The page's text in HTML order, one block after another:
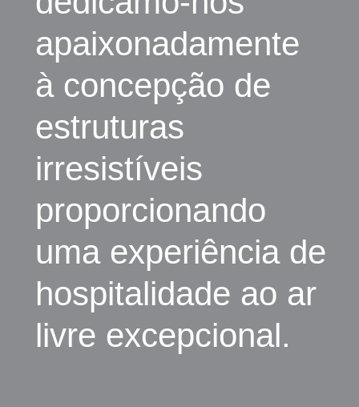
apaixonadamente
à concepção de
estruturas
irresistíveis
proporcionando
uma experiência de
hospitalidade ao ar
livre excepcional.